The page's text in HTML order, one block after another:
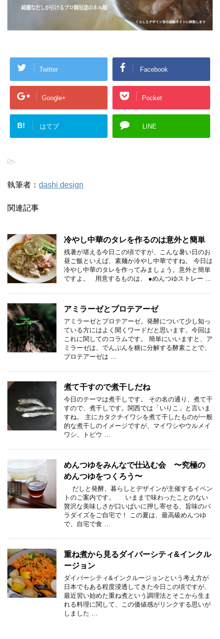
Twitter Facebook
Google+ Pocket
B! はてブ LINE
-
執筆者： dashi design
関連記事
冷やし中華のタレを作るのは意外と簡単
残暑が堪える今日この頃ですが、こんな暑い日のお
昼ご飯といえば、素麺か冷やし中華ですね。 今日は
冷やし中華のタレを作ってみましょう。意外と簡単
ですよ。 用意するものは、 ●めんつゆストレー …
アミラーゼとプロテアーゼ
アミラーゼとプロテアーゼ。発酵について少し知っ
ている方にはよく聞くワードだと思います。今回は
これに関してのコラムです。 簡単にいいますと、ア
ミラーゼは、でんぷんを糖に分解する酵素ことで、
プロテアーゼは …
煮て干すので煮干しだね
今日のテーマは煮干しです。 その名の通り、煮て干
すので、煮干しです。関西では「いりこ」と言いま
すね。 主にカタクチイワシを煮て干したものが一般
的な煮干しのイメージですが、マイワシやウルメイ
ワシ、トビウ …
めんつゆをみんなで仕込む会 〜究極の
めんつゆをつくろう〜
だしと発酵、暮らしとデザインが主催するイベン
トのご案内です。 いままで味わったことのない
贅沢な美味しさが口いぱいに押し寄せる、旨味のパ
ラダイズをご自宅で！ この夏は、最高級めんつゆ
で、自宅で食 …
重ね煮から見るダイバーシティ&インクル
ージョン
ダイバーシティ&インクルージョンという考え方が
日本でもある程度浸透してきた今日この頃ですが、
最近習い始めた重ね煮という調理法とそこから生ま
れる料理に関して、この価値感がリンクする思いが
しました …